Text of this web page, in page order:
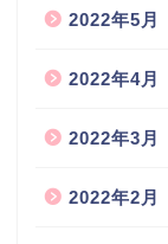
2022年5月
2022年4月
2022年3月
2022年2月